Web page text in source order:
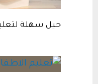
حيل سهلة